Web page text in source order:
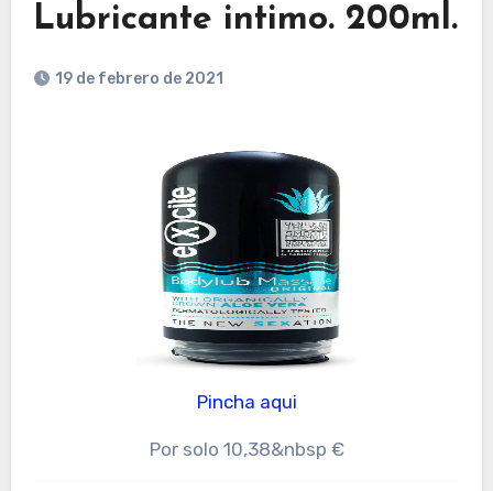
Lubricante intimo. 200ml.
19 de febrero de 2021
Pincha aqui
Por solo 10,38&nbsp €